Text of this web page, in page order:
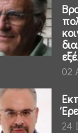
02
24